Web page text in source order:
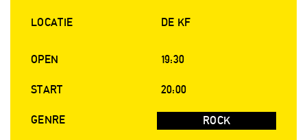
LOCATIE DE KF
OPEN 19:30
START 20:00
GENRE ROCK